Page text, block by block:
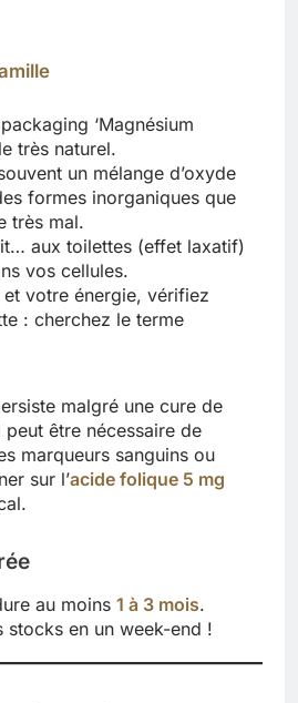
‘Magnésium
très naturel.
un mélange d’oxyde
formes inorganiques que
très mal.
aux toilettes (effet laxatif)
vos cellules.
votre énergie, vérifiez
: cherchez le terme
malgré une cure de
peut être nécessaire de
marqueurs sanguins ou
sur l’acide folique 5 mg
au moins 1 à 3 mois.
stocks en un week-end !